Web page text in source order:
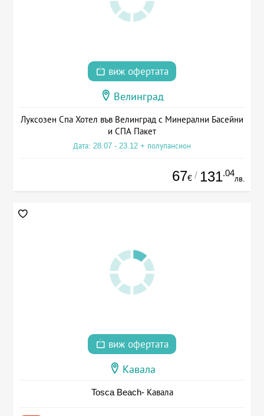
виж офертата
Велинград
Луксозен Спа Хотел във Велинград с Минерални Басейни
и СПА Пакет
Дата: 28.07 - 23.12 + полупансион
67€ / 131.04
лв.
виж офертата
Кавала
Tosca Beach- Кавала